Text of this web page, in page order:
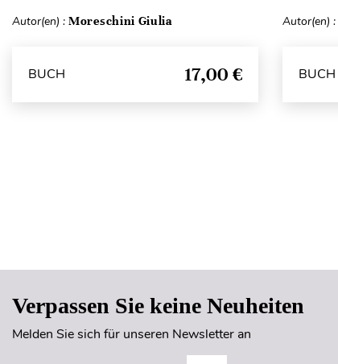
Autor(en) : Moreschini Giulia
BUCH 17,00 €
Autor(en) :
BUCH
Verpassen Sie keine Neuheiten
Melden Sie sich für unseren Newsletter an